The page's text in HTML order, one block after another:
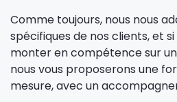
Comme toujours, nous nous
spécifiques de nos clients, et
monter en compétence sur
nous vous proposerons une
mesure, avec un